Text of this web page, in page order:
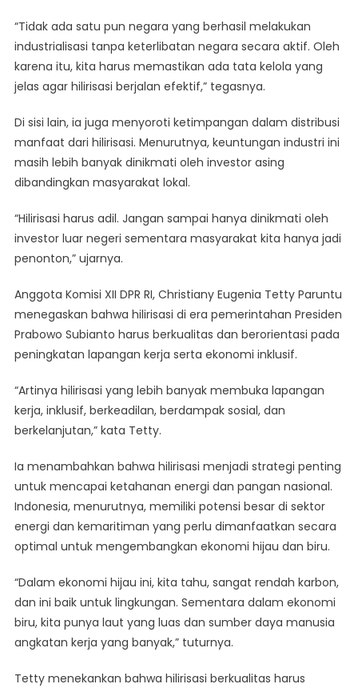
“Tidak ada satu pun negara yang berhasil melakukan
industrialisasi tanpa keterlibatan negara secara aktif. Oleh
karena itu, kita harus memastikan ada tata kelola yang
jelas agar hilirisasi berjalan efektif,” tegasnya.
Di sisi lain, ia juga menyoroti ketimpangan dalam distribusi
manfaat dari hilirisasi. Menurutnya, keuntungan industri ini
masih lebih banyak dinikmati oleh investor asing
dibandingkan masyarakat lokal.
“Hilirisasi harus adil. Jangan sampai hanya dinikmati oleh
investor luar negeri sementara masyarakat kita hanya jadi
penonton,” ujarnya.
Anggota Komisi XII DPR RI, Christiany Eugenia Tetty Paruntu
menegaskan bahwa hilirisasi di era pemerintahan Presiden
Prabowo Subianto harus berkualitas dan berorientasi pada
peningkatan lapangan kerja serta ekonomi inklusif.
“Artinya hilirisasi yang lebih banyak membuka lapangan
kerja, inklusif, berkeadilan, berdampak sosial, dan
berkelanjutan,” kata Tetty.
Ia menambahkan bahwa hilirisasi menjadi strategi penting
untuk mencapai ketahanan energi dan pangan nasional.
Indonesia, menurutnya, memiliki potensi besar di sektor
energi dan kemaritiman yang perlu dimanfaatkan secara
optimal untuk mengembangkan ekonomi hijau dan biru.
“Dalam ekonomi hijau ini, kita tahu, sangat rendah karbon,
dan ini baik untuk lingkungan. Sementara dalam ekonomi
biru, kita punya laut yang luas dan sumber daya manusia
angkatan kerja yang banyak,” tuturnya.
Tetty menekankan bahwa hilirisasi berkualitas harus